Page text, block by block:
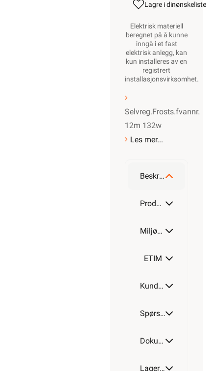
Lagre i dinønskeliste
Elektrisk materiell
beregnet på å kunne
inngå i et fast
elektrisk anlegg, kan
kun installeres av en
registrert
installasjonsvirksomhet.
Selvreg.Frosts.fvannr.
12m 132w
Les mer...
Beskrivelse
Produktdetaljer
Miljøparametere
ETIM
Kundeomtale
Spørsmål og svar
Dokumentasjon
Lagerstatus